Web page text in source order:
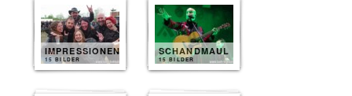
IMPRESSIONEN
15 BILDER
SCHANDMAUL
15 BILDER